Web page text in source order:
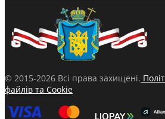
© 2015-2026 Всі права захищені.
файлів та Cookie